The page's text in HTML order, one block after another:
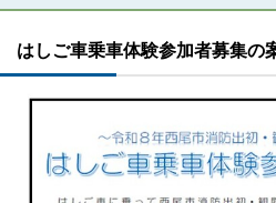
はしご車乗車体験参加者募集の